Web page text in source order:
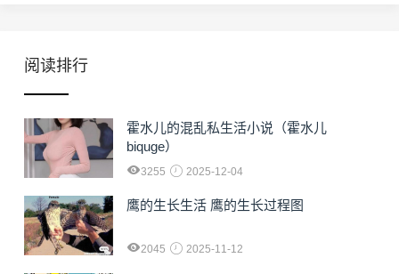
阅读排行
霍水儿的混乱私生活小说（霍水儿
biquge）
3255 2025-12-04
鹰的生长生活 鹰的生长过程图
2045 2025-11-12